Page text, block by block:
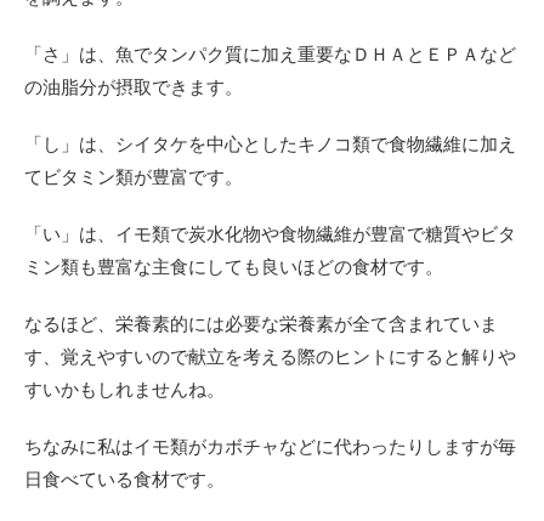
「さ」は、魚でタンパク質に加え重要なＤＨＡとＥＰＡなど
の油脂分が摂取できます。
「し」は、シイタケを中心としたキノコ類で食物繊維に加え
てビタミン類が豊富です。
「い」は、イモ類で炭水化物や食物繊維が豊富で糖質やビタ
ミン類も豊富な主食にしても良いほどの食材です。
なるほど、栄養素的には必要な栄養素が全て含まれていま
す、覚えやすいので献立を考える際のヒントにすると解りや
すいかもしれませんね。
ちなみに私はイモ類がカボチャなどに代わったりしますが毎
日食べている食材です。